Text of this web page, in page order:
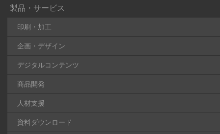
製品・サービス
印刷・加工
企画・デザイン
デジタルコンテンツ
商品開発
人材支援
資料ダウンロード